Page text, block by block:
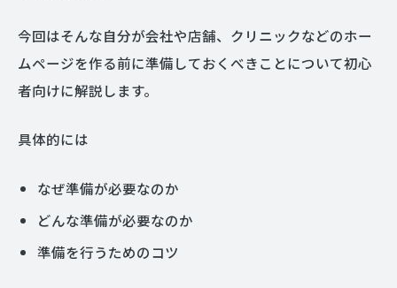
今回はそんな自分が会社や店舗、クリニックなどのホー
ムページを作る前に準備しておくべきことについて初心
者向けに解説します。
具体的には
なぜ準備が必要なのか
どんな準備が必要なのか
準備を行うためのコツ